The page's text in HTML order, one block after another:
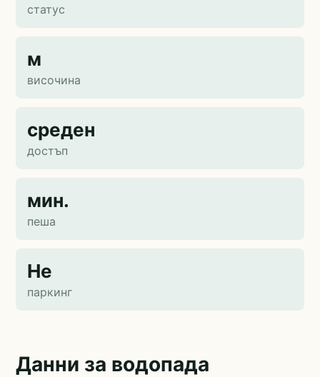
статус
м
височина
среден
достъп
мин.
пеша
Не
паркинг
Данни за водопада